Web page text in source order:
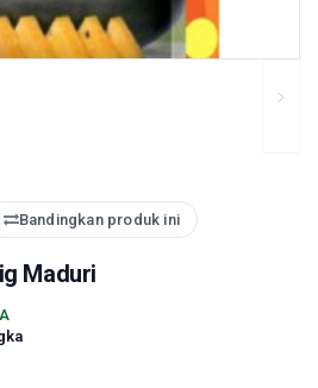
Bandingkan produk ini
Maduri